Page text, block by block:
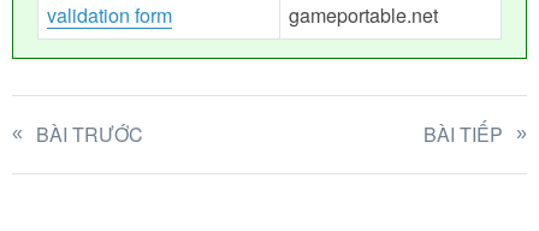
validation form
gameportable.net
BÀI TRƯỚC BÀI TIẾP